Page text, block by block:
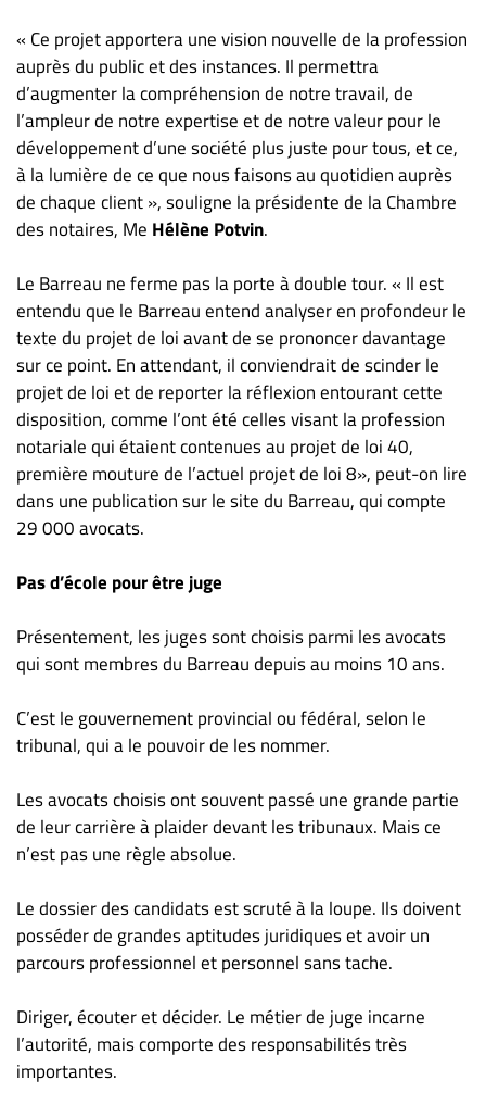
« Ce projet apportera une vision nouvelle de la profession
auprès du public et des instances. Il permettra
d’augmenter la compréhension de notre travail, de
l’ampleur de notre expertise et de notre valeur pour le
développement d’une société plus juste pour tous, et ce,
à la lumière de ce que nous faisons au quotidien auprès
de chaque client », souligne la présidente de la Chambre
des notaires, Me Hélène Potvin.
Le Barreau ne ferme pas la porte à double tour. « Il est
entendu que le Barreau entend analyser en profondeur le
texte du projet de loi avant de se prononcer davantage
sur ce point. En attendant, il conviendrait de scinder le
projet de loi et de reporter la réflexion entourant cette
disposition, comme l’ont été celles visant la profession
notariale qui étaient contenues au projet de loi 40,
première mouture de l’actuel projet de loi 8», peut-on lire
dans une publication sur le site du Barreau, qui compte
29 000 avocats.
Pas d’école pour être juge
Présentement, les juges sont choisis parmi les avocats
qui sont membres du Barreau depuis au moins 10 ans.
C’est le gouvernement provincial ou fédéral, selon le
tribunal, qui a le pouvoir de les nommer.
Les avocats choisis ont souvent passé une grande partie
de leur carrière à plaider devant les tribunaux. Mais ce
n’est pas une règle absolue.
Le dossier des candidats est scruté à la loupe. Ils doivent
posséder de grandes aptitudes juridiques et avoir un
parcours professionnel et personnel sans tache.
Diriger, écouter et décider. Le métier de juge incarne
l’autorité, mais comporte des responsabilités très
importantes.